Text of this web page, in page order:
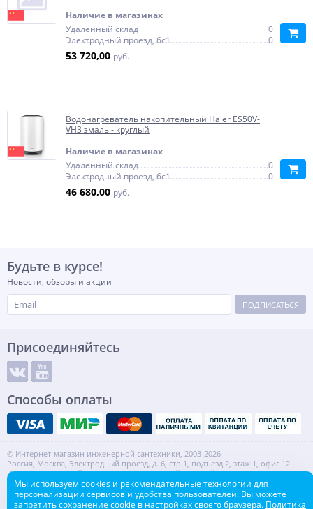
Наличие в магазинах
Удаленный склад
0
Электродный проезд, 6с1
0
53 720,00 руб.
Водонагреватель накопительный Haier ES50V-
VH3 эмаль - круглый
Наличие в магазинах
Удаленный склад
0
Электродный проезд, 6с1
0
46 680,00 руб.
Будьте в курсе!
Новости, обзоры и акции
ПОДПИСАТЬСЯ
Присоединяйтесь
Способы оплаты
© Интернет-магазин инженерной сантехники, 2003-2026
Россия, Москва, Электродный проезд, д. 6, стр.1, подъезд 2, этаж 1, офис 12
Информация на сайте не является публичной офертой.
ИНН: 7720553918 КПП: 772001001
Контакты Карта сайта
Мы используем cookies и рекомендательные технологии для
персонализации сервисов и удобства пользователей. Вы можете
запретить сохранение cookie в настройках своего браузера. Политика